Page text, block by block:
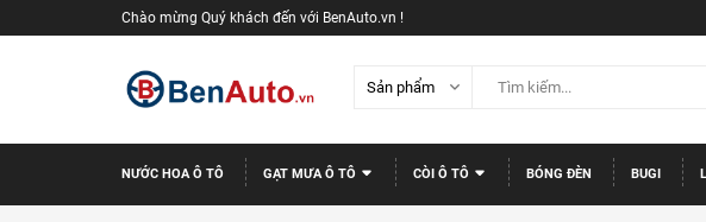
Chào mừng Quý khách đến với BenAuto.vn !
NƯỚC HOA Ô TÔ GẠT MƯA Ô TÔ CÒI Ô TÔ BÓNG ĐÈN BUGI